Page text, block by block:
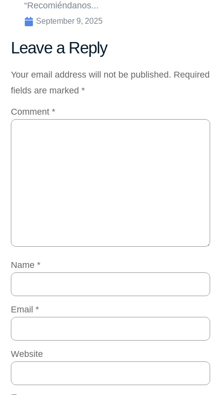
“Recomiéndanos...
September 9, 2025
Leave a Reply
Your email address will not be published. Required
fields are marked*
Comment*
Name*
Email*
Website